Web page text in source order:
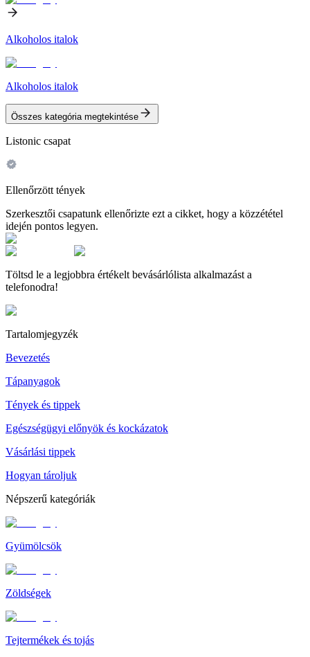
Alkoholos italok
Alkoholos italok
Összes kategória megtekintése
Listonic csapat
Ellenőrzött tények
Szerkesztői csapatunk ellenőrizte ezt a cikket, hogy a közzététel
idején pontos legyen.
Töltsd le a legjobbra értékelt bevásárlólista alkalmazást a
telefonodra!
Tartalomjegyzék
Bevezetés
Tápanyagok
Tények és tippek
Egészségügyi előnyök és kockázatok
Vásárlási tippek
Hogyan tároljuk
Népszerű kategóriák
Gyümölcsök
Zöldségek
Tejtermékek és tojás